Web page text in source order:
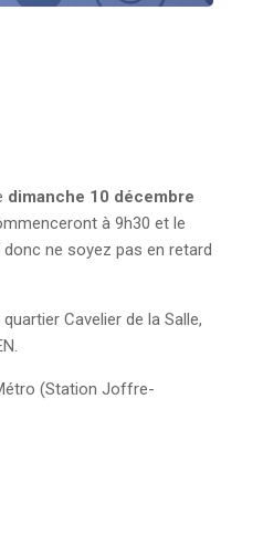
dimanche 10 décembre
à 9h30 et le
ne soyez pas en retard
Cavelier de la Salle,
(Station Joffre-